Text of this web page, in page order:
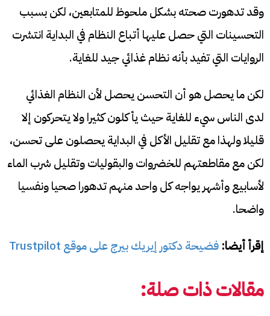
وقد تدهورت صحته بشكل ملحوظ للمتابعين، لكن بسبب
التحسينات التي حصل عليها أتباع النظام في البداية انتشرت
الروايات التي تفيد بأنه نظام غذائي جيد للغاية.
لكن ما يحصل هو أن التحسن يحصل لأن النظام الغذائي
لدى الناس سيء للغاية حيث يأكلون كثيرا ولا يتحركون إلا
قليلا ولهذا مع تقليل الأكل في البداية يحصلون على تحسن،
لكن مع مقاطعتهم للخضروات والبقوليات وتقليل شرب الماء
لأسابيع وأشهر يواجه كل واحد منهم تدهورا صحيا ونفسيا
واضحا.
إقرأ أيضا: فضيحة دكتور إيريك بيرج على موقع Trustpilot
مقالات ذات صلة: